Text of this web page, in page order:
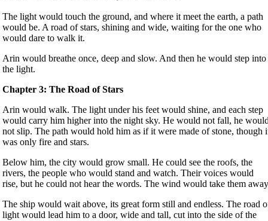
The light would touch the ground, and where it meet the earth, a path
would be. A road of stars, shining and wide, waiting for the one who
would dare to walk it.
Arin would breathe once, deep and slow. And then he would step into
the light.
Chapter 3: The Road of Stars
Arin would walk. The light under his feet would shine, and each step
would carry him higher into the night sky. He would not fall, he
not slip. The path would hold him as if it were made of stone, though
was only fire and stars.
Below him, the city would grow small. He could see the roofs, the
rivers, the people who would stand and watch. Their voices would
rise, but he could not hear the words. The wind would take them
The ship would wait above, its great form still and endless. The road
light would lead him to a door, wide and tall, cut into the side of the